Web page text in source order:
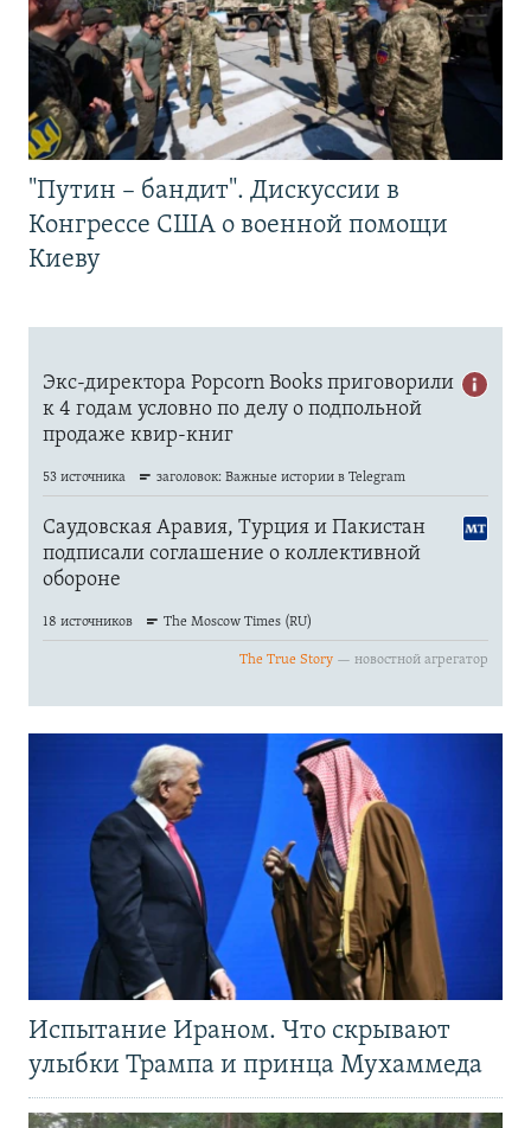
"Путин – бандит". Дискуссии в
Конгрессе США о военной помощи
Киеву
Испытание Ираном. Что скрывают
улыбки Трампа и принца Мухаммеда